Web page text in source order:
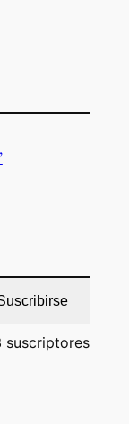
suscriptores